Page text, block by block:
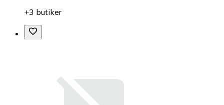
+3 butiker